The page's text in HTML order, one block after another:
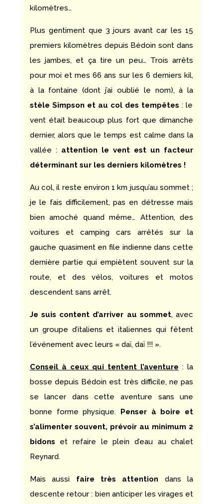
kilomètres…
Plus gentiment que 3 jours avant car les 15
premiers kilomètres depuis Bédoin sont dans
les jambes, et ça tire un peu… Trois arrêts
pour moi et mes 66 ans sur les 6 derniers kil,
à la fontaine (dont j’ai oublié le nom), à la
stèle Simpson et au col des tempêtes : le
vent était beaucoup plus fort que dimanche
dernier, alors que le temps est calme dans la
vallée : attention le vent est un facteur
déterminant sur les derniers kilomètres !
Au col, il reste environ 1 km jusqu’au sommet ;
je le fais difficilement, pas en détresse mais
bien amoché quand même… Attention, des
voitures et camping cars arrêtés sur la
gauche quasiment en file indienne dans cette
dernière partie qui empiètent souvent sur la
route, et des vélos, voitures et motos
descendent sans arrêt.
Je suis content d’arriver au sommet, avec
un groupe d’italiens et italiennes qui fêtent
l’événement avec leurs « daï, daï !!! ».
Conseil à ceux qui tentent l’aventure : la
bosse depuis Bédoin est très difficile, ne pas
se lancer dans cette aventure sans une
bonne forme physique. Penser à boire et
s’alimenter souvent, prévoir au minimum 2
bidons et refaire le plein d’eau au chalet
Reynard.
Mais aussi faire très attention dans la
descente retour : bien anticiper les virages et